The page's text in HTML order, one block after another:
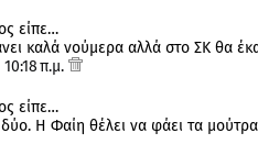
είπε…
καλά νούμερα αλλά στο ΣΚ θα
π.μ.
είπε…
Η Φαίη θέλει να φάει τα